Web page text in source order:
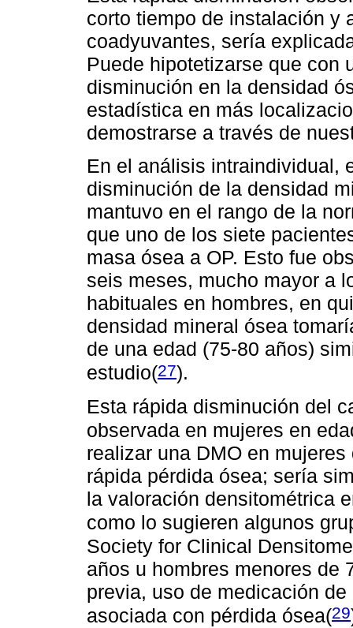
corto tiempo de instalación y
coadyuvantes, sería
Puede hipotetizarse que con
disminución en la densidad
estadística en más
demostrarse a través de
En el análisis intraindividual,
disminución de la densidad
mantuvo en el rango de la
que uno de los siete
masa ósea a OP. Esto fue
seis meses, mucho mayor a
habituales en hombres, en
densidad mineral ósea
de una edad (75-80 años)
estudio(27).
Esta rápida disminución del
observada en mujeres en
realizar una DMO en
rápida pérdida ósea; sería
la valoración densitométrica
como lo sugieren algunos
Society for Clinical
años u hombres menores de
previa, uso de medicación
asociada con pérdida ósea(29